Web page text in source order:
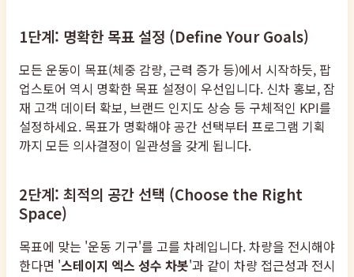
1단계: 명확한 목표 설정 (Define Your Goals)
모든 운동이 목표(체중 감량, 근력 증가 등)에서 시작하듯, 팝
업스토어 역시 명확한 목표 설정이 우선입니다. 신차 홍보, 잠
재 고객 데이터 확보, 브랜드 인지도 상승 등 구체적인 KPI를
설정하세요. 목표가 명확해야 공간 선택부터 프로그램 기획
까지 모든 의사결정이 일관성을 갖게 됩니다.
2단계: 최적의 공간 선택 (Choose the Right
Space)
목표에 맞는 '운동 기구'를 고를 차례입니다. 차량을 전시해야
한다면 '스테이지 엑스 성수 차봇'과 같이 차량 접근성과 전시